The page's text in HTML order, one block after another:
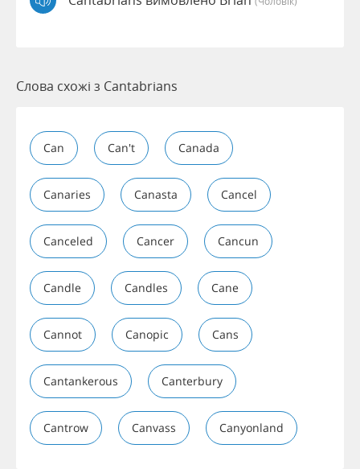
Слова схожі з Cantabrians
Can Can't Canada
Canaries Canasta Cancel
Canceled Cancer Cancun
Candle Candles Cane
Cannot Canopic Cans
Cantankerous Canterbury
Cantrow Canvass Canyonland